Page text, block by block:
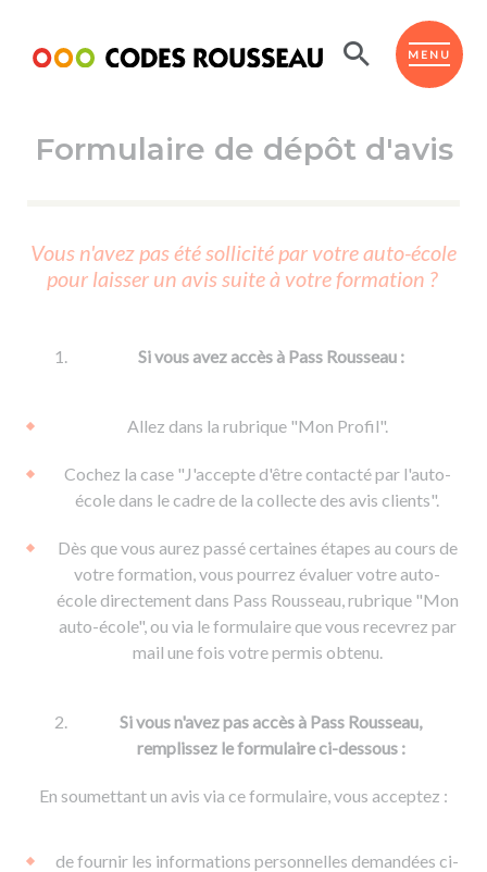
MENU
ESPACE ÉLÈVE
Code de la route
Passer l'ASSR
Réviser le code
Passer l'ETM
Permis voiture
Permis remorque
Permis & handicap
d'apprentissage
De la conduite en voiture
De la conduite à moto
Voir tous les supports
Formations pro.
Permis poids lourd
Formation FCO
Formation CACES
Devenir enseignant de la conduite
Ressources
Formulaire de dépôt d'avis
Vous n'avez pas été sollicité par votre auto-école
pour laisser un avis suite à votre formation ?
Si vous avez accès à Pass Rousseau :
Allez dans la rubrique "Mon Profil".
Cochez la case "J'accepte d'être contacté par l'auto-
école dans le cadre de la collecte des avis clients".
Dès que vous aurez passé certaines étapes au cours de
votre formation, vous pourrez évaluer votre auto-
école directement dans Pass Rousseau, rubrique "Mon
auto-école", ou via le formulaire que vous recevrez par
mail une fois votre permis obtenu.
Si vous n'avez pas accès à Pass Rousseau,
remplissez le formulaire ci-dessous :
En soumettant un avis via ce formulaire, vous acceptez :
de fournir les informations personnelles demandées ci-